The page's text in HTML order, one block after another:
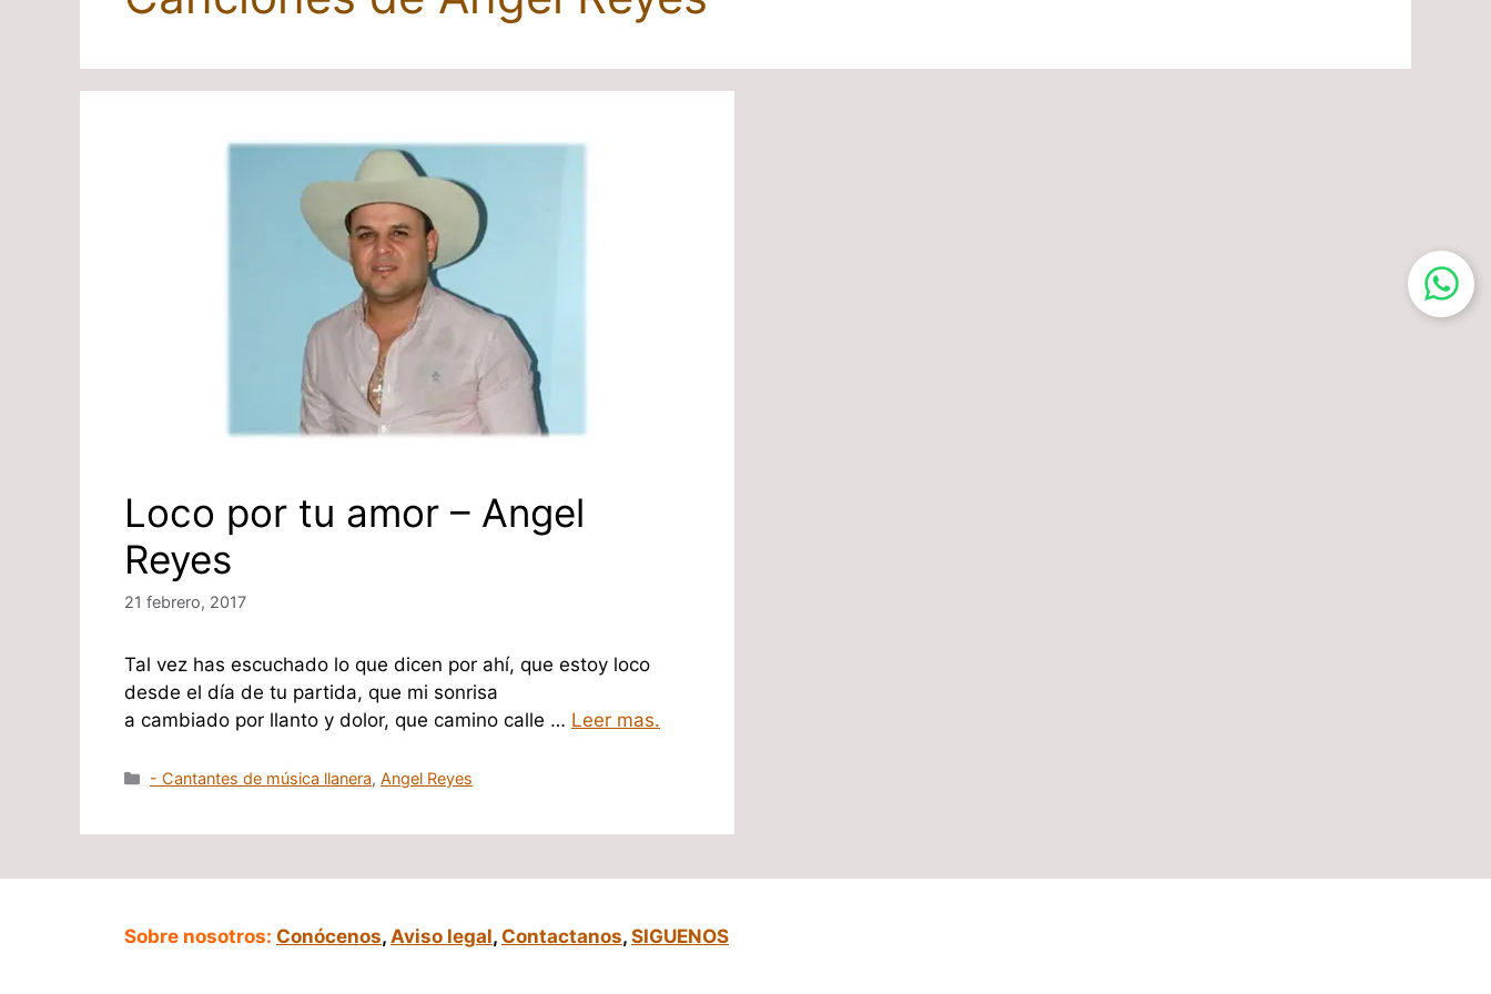
Loco por tu amor – Angel
Reyes
21 febrero, 2017
Tal vez has escuchado lo que dicen por ahí, que estoy loco
desde el día de tu partida, que mi sonrisa
a cambiado por llanto y dolor, que camino calle … Leer mas.
Categorías
- Cantantes de música llanera,Angel Reyes
Sobre nosotros: Conócenos, Aviso legal, Contactanos, SIGUENOS